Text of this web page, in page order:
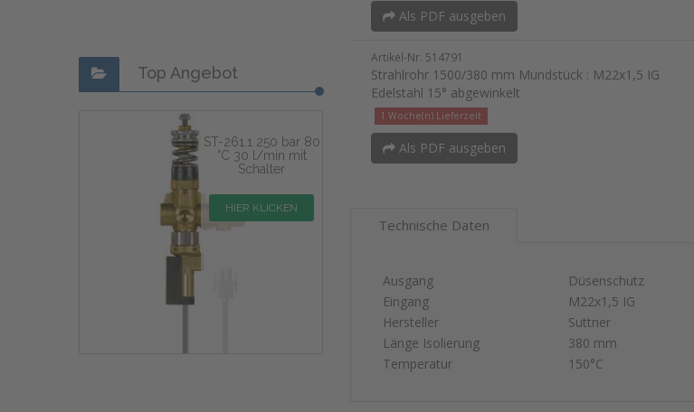
Top Angebot
ST-261.1 250 bar 80
°C 30 l/min mit
Schalter
HIER KLICKEN
Als PDF ausgeben
Artikel-Nr. 514791
Strahlrohr 1500/380 mm Mundstück : M22x1,5 IG
Edelstahl 15° abgewinkelt
1 Woche(n) Lieferzeit
Als PDF ausgeben
Technische Daten
Ausgang Düsenschutz
Eingang
M22x1,5 IG
Hersteller
Suttner
Länge Isolierung
380 mm
Temperatur
150°C